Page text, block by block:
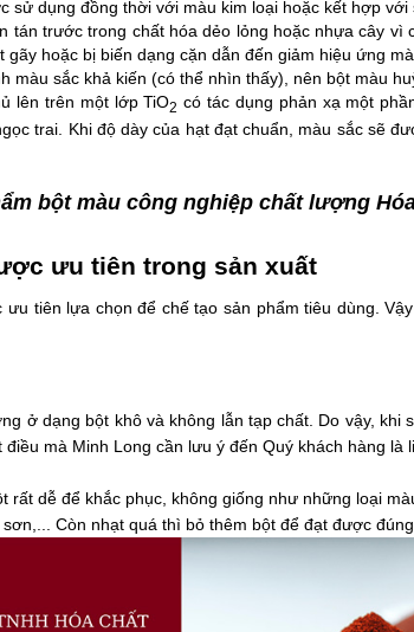
sử dụng đồng thời với màu kim loại hoặc kết hợp
tán trước trong chất hóa dẻo lỏng hoặc nhựa cây
hoặc bị biến dạng cặn dẫn đến giảm hiệu ứng
màu sắc khả kiến (có thể nhìn thấy), nên bột màu
lên trên một lớp TiO2 có tác dụng phản xạ một
trai. Khi độ dày của hạt đạt chuẩn, màu sắc sẽ
bột màu công nghiệp chất lượng
ưu tiên trong sản xuất
tiên lựa chọn để chế tạo sản phẩm tiêu dùng.
ở dạng bột khô và không lẫn tạp chất. Do vậy,
mà Minh Long cần lưu ý đến Quý khách hàng
dễ để khắc phục, không giống như những loại
Còn nhạt quá thì bỏ thêm bột để đạt được